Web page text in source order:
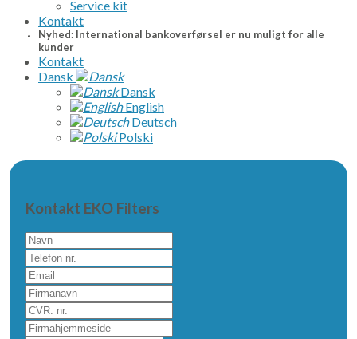
Service kit
Kontakt
Nyhed: International bankoverførsel er nu muligt for alle
kunder
Kontakt
Dansk
Dansk
English
Deutsch
Polski
Kontakt EKO Filters
Navn
Telefon
nr.
Email
Firmanavn
CVR.
nr.
Firmahjemmeside